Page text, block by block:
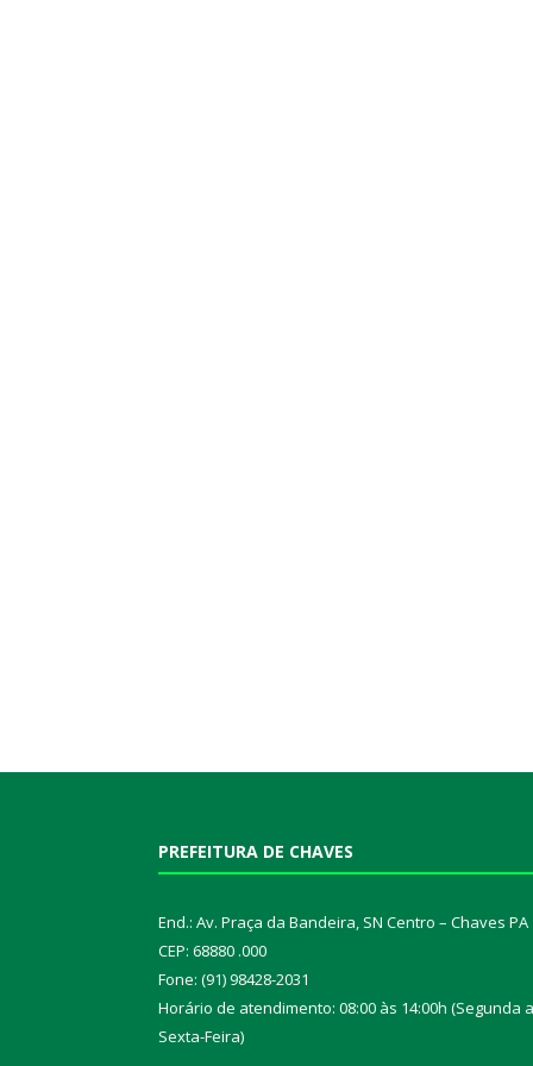
PREFEITURA DE CHAVES
End.: Av. Praça da Bandeira, SN Centro – Chaves PA
CEP: 68880 .000
Fone: (91) 98428-2031
Horário de atendimento: 08:00 às 14:00h (Segunda a
Sexta-Feira)